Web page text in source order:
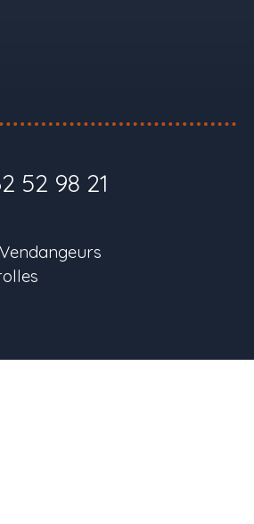
52 98 21